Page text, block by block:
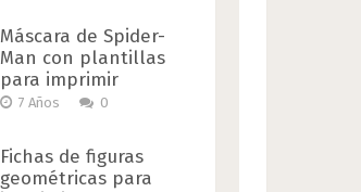
Máscara de Spider-
Man con plantillas
para imprimir
7 Años 0
Fichas de figuras
geométricas para